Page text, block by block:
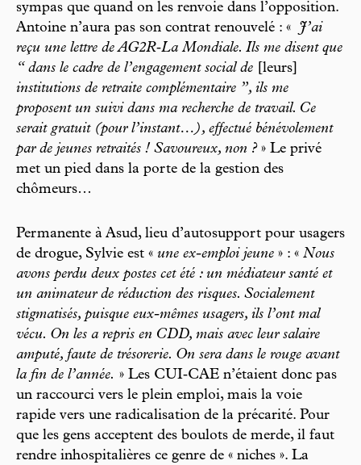
sympas que quand on les renvoie dans l’opposition.
Antoine n’aura pas son contrat renouvelé : «
J’ai
reçu une lettre de AG2R‑­La Mondiale. Ils me disent que
“ dans le cadre de l’engagement social de [leurs]
institutions de retraite complémentaire ”, ils me
proposent un suivi dans ma recherche de travail. Ce
serait gratuit (pour l’instant…), effectué bénévolement
par de jeunes retraités ! Savoureux, non ?» Le privé
met un pied dans la porte de la gestion des
chômeurs…
Permanente à Asud, lieu d’auto­support pour usagers
de drogue, Sylvie est « une ex-emploi jeune » : « Nous
avons perdu deux postes cet été : un médiateur santé et
un animateur de réduction des risques. Socialement
stigmatisés, puisque eux-­mêmes usagers, ils l’ont mal
vécu. On les a repris en CDD, mais avec leur salaire
amputé, faute de trésorerie. On sera dans le rouge avant
la fin de l’année. » Les CUI‑­CAE n’étaient donc pas
un raccourci vers le plein emploi, mais la voie
rapide vers une radicalisation de la précarité. Pour
que les gens acceptent des boulots de merde, il faut
rendre inhospitalières ce genre de « niches ». La